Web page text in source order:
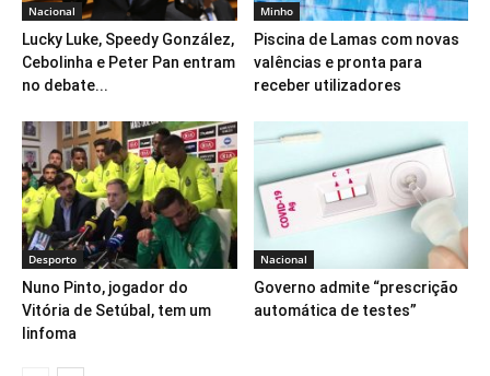
Nacional
Lucky Luke, Speedy González,
Cebolinha e Peter Pan entram
no debate...
Minho
Piscina de Lamas com novas
valências e pronta para
receber utilizadores
Desporto
Nuno Pinto, jogador do
Vitória de Setúbal, tem um
linfoma
Nacional
Governo admite “prescrição
automática de testes”